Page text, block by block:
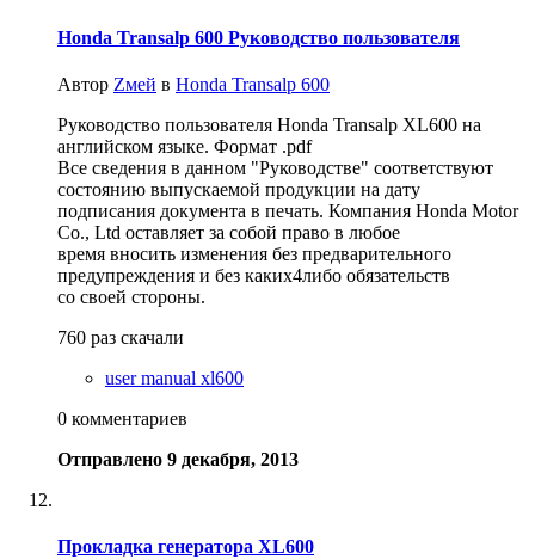
Honda Transalp 600 Руководство пользователя
Автор Zмей в Honda Transalp 600
Руководство пользователя Honda Transalp XL600 на
английском языке. Формат .pdf
Все сведения в данном "Руководстве" соответствуют
состоянию выпускаемой продукции на дату
подписания документа в печать. Компания Honda Motor
Co., Ltd оставляет за собой право в любое
время вносить изменения без предварительного
предупреждения и без каких4либо обязательств
со своей стороны.
760 раз скачали
user manual xl600
0 комментариев
Отправлено 9 декабря, 2013
Прокладка генератора XL600